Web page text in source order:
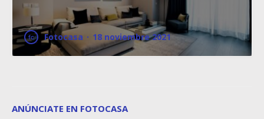
Fotocasa · 18 noviembre 2021
ANÚNCIATE EN FOTOCASA